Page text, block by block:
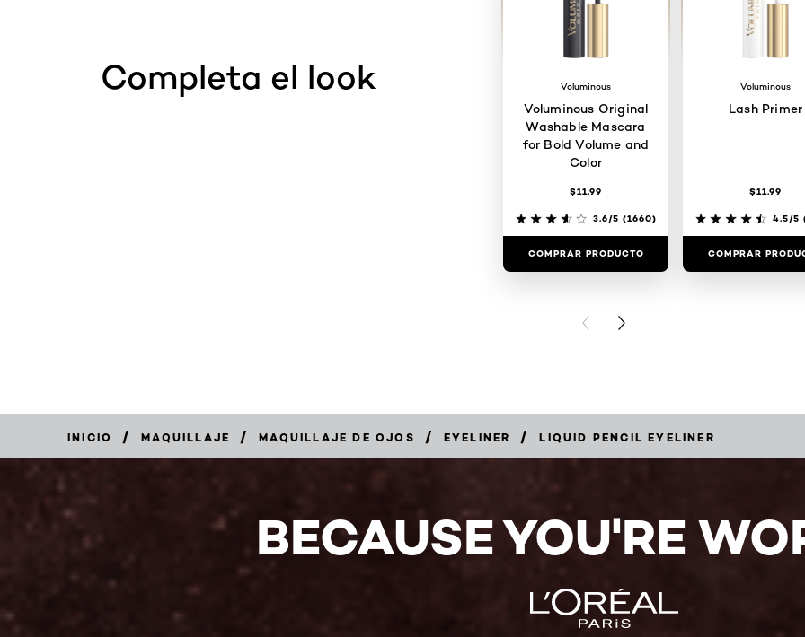
Completa el look Voluminous
Voluminous Original
Washable Mascara
for Bold Volume and
Color
$11.99
3.6/5 (1660)
COMPRAR PRODUCTO
Voluminous
Lash Primer
$11.99
4.5/5
COMPRAR
PREVIOUS CARD
NEXT CARD
INICIO / MAQUILLAJE / MAQUILLAJE DE OJOS / EYELINER / LIQUID PENCIL EYELINER
BECAUSE YOU'RE